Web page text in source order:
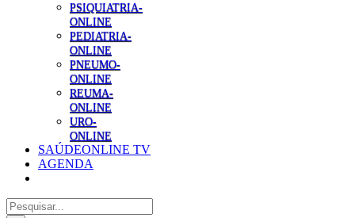
PSIQUIATRIA-
ONLINE
PEDIATRIA-
ONLINE
PNEUMO-
ONLINE
REUMA-
ONLINE
URO-
ONLINE
SAÚDEONLINE TV
AGENDA
Pesquisar